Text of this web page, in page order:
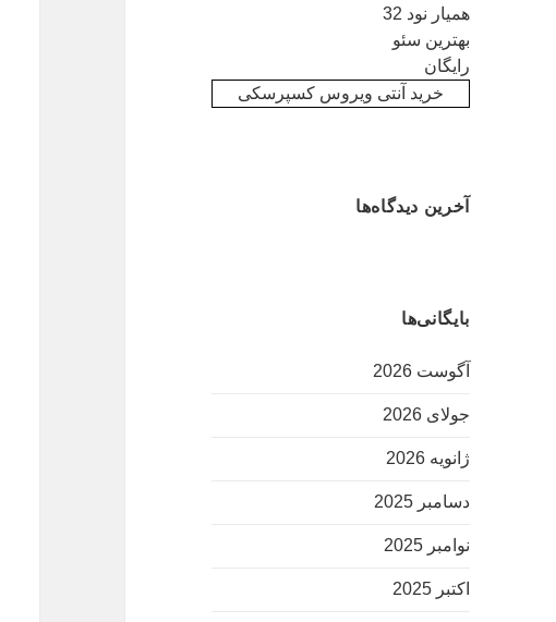
همیار نود 32
بهترین سئو
رایگان
خرید آنتی ویروس کسپرسکی
آخرین دیدگاه‌ها
بایگانی‌ها
آگوست 2026
جولای 2026
ژانویه 2026
دسامبر 2025
نوامبر 2025
اکتبر 2025